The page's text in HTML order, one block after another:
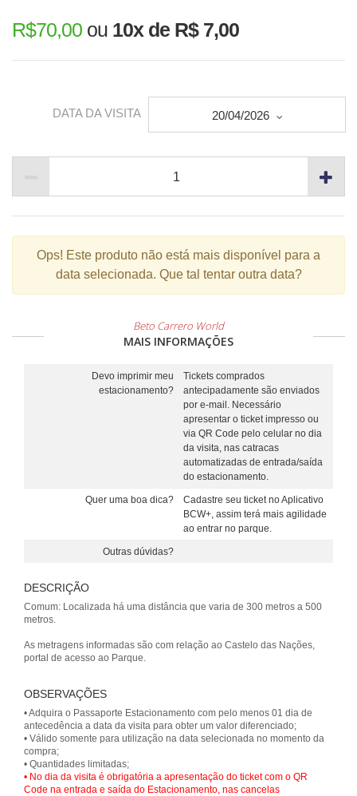
R$70,00 ou 10x de R$ 7,00
DATA DA VISITA 20/04/2026
Ops! Este produto não está mais disponível para a
data selecionada. Que tal tentar outra data?
Beto Carrero World
MAIS INFORMAÇÕES
Devo imprimir meu
estacionamento?
Tickets comprados
antecipadamente são enviados
por e-mail. Necessário
apresentar o ticket impresso ou
via QR Code pelo celular no dia
da visita, nas catracas
automatizadas de entrada/saída
do estacionamento.
Quer uma boa dica?
Cadastre seu ticket no Aplicativo
BCW+, assim terá mais agilidade
ao entrar no parque.
Outras dúvidas?
DESCRIÇÃO
Comum: Localizada há uma distância que varia de 300 metros a 500
metros.
As metragens informadas são com relação ao Castelo das Nações,
OBSERVAÇÕES
• Adquira o Passaporte Estacionamento com pelo menos 01 dia de
antecedência a data da visita para obter um valor diferenciado;
• Válido somente para utilização na data selecionada no momento da
compra;
• No dia da visita é obrigatória a apresentação do ticket com o QR
Code na entrada e saída do Estacionamento, nas cancelas